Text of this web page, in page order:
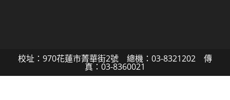
校址：970花蓮市菁華街2號 總機：03-8321202 傳
真：03-8360021